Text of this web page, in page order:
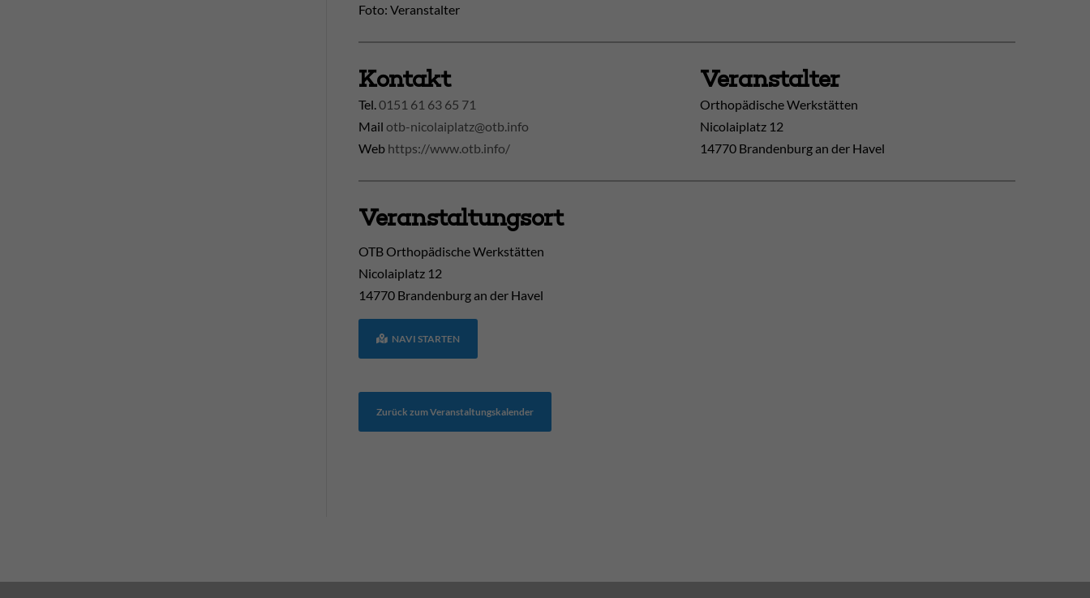
Foto: Veranstalter
Kontakt
Tel. 0151 61 63 65 71
Mail otb-nicolaiplatz@otb.info
Web https://www.otb.info/
Veranstalter
Orthopädische Werkstätten
Nicolaiplatz 12
14770 Brandenburg an der Havel
Veranstaltungsort
OTB Orthopädische Werkstätten
Nicolaiplatz 12
14770 Brandenburg an der Havel
NAVI STARTEN
Zurück zum Veranstaltungskalender